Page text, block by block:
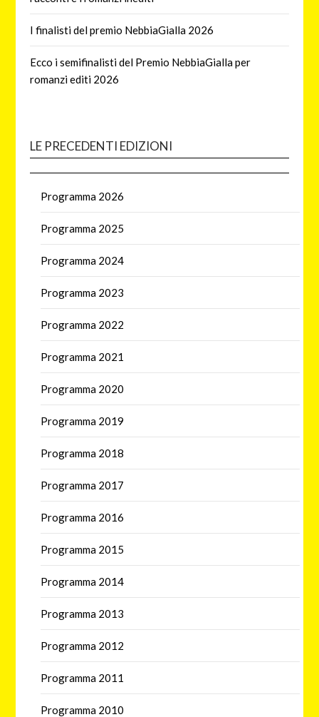
I finalisti del premio NebbiaGialla 2026
Ecco i semifinalisti del Premio NebbiaGialla per
romanzi editi 2026
LE PRECEDENTI EDIZIONI
Programma 2026
Programma 2025
Programma 2024
Programma 2023
Programma 2022
Programma 2021
Programma 2020
Programma 2019
Programma 2018
Programma 2017
Programma 2016
Programma 2015
Programma 2014
Programma 2013
Programma 2012
Programma 2011
Programma 2010